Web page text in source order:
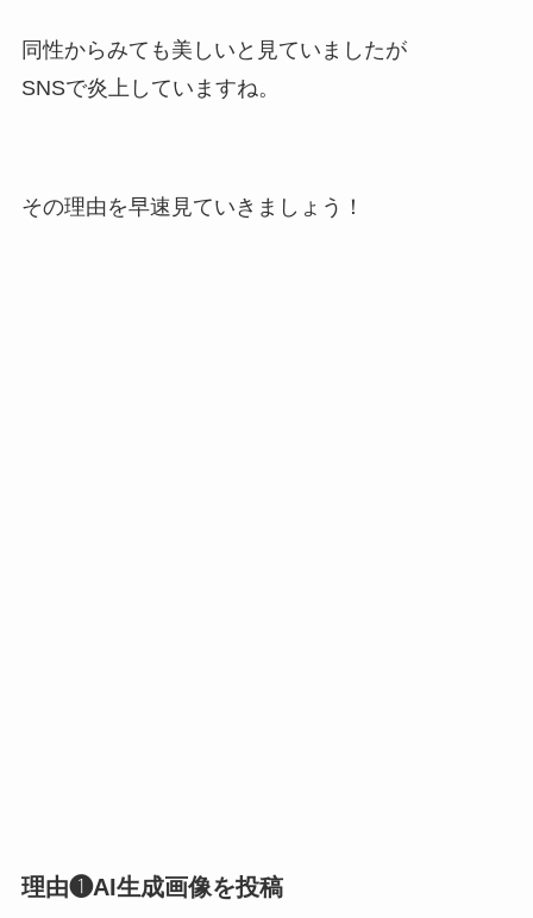
同性からみても美しいと見ていましたが
SNSで炎上していますね。
その理由を早速見ていきましょう！
理由❶AI生成画像を投稿